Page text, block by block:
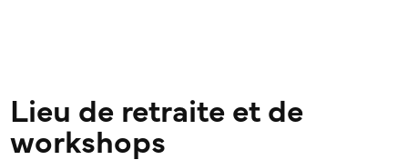
Lieu de retraite et de
workshops